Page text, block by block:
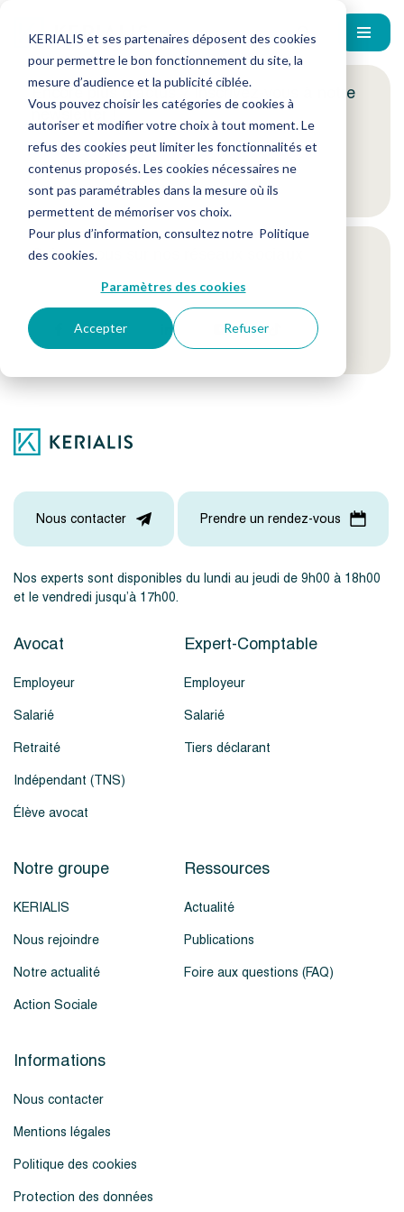
KERIALIS et ses partenaires déposent des cookies
pour permettre le bon fonctionnement du site, la
mesure d’audience et la publicité ciblée.
Vous pouvez choisir les catégories de cookies à
autoriser et modifier votre choix à tout moment. Le
refus des cookies peut limiter les fonctionnalités et
contenus proposés. Les cookies nécessaires ne
sont pas paramétrables dans la mesure où ils
permettent de mémoriser vos choix.
Pour plus d’information, consultez notre Politique
des cookies.
Paramètres des cookies
Accepter Refuser
Encore plus d'actus ? Inscrivez-vous à notre
newsletter !
Je m'inscris
Suivez-nous sur nos réseaux sociaux
Nos experts sont disponibles du lundi au jeudi de 9h00 à 18h00
et le vendredi jusqu’à 17h00.
Nous contacter Prendre un rendez-vous
Avocat
Employeur
Salarié
Retraité
Indépendant (TNS)
Élève avocat
Expert-Comptable
Employeur
Salarié
Tiers déclarant
Notre groupe
KERIALIS
Nous rejoindre
Notre actualité
Action Sociale
Ressources
Actualité
Publications
Foire aux questions (FAQ)
Informations
Nous contacter
Mentions légales
Politique des cookies
Protection des données